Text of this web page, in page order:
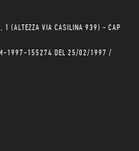
1 (ALTEZZA VIA CASILINA 939) - CAP
1997-155274 DEL 25/02/1997 /